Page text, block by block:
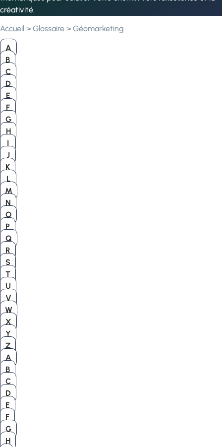
créativité.
Accueil > Glossaire > Géomarketing
A
B
C
D
E
F
G
H
I
J
K
L
M
N
O
P
Q
R
S
T
U
V
W
X
Y
Z
A
B
C
D
E
F
G
H